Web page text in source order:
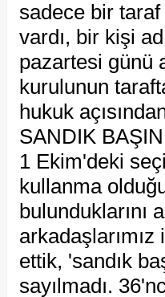
sadece bir
vardı, bir kişi
pazartesi günü
kurulunun
hukuk
SANDIK
1 Ekim'deki
kullanma
bulunduklarını
arkadaşlarımız
ettik, 'sandık
sayılmadı.